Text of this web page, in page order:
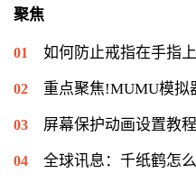
聚焦
如何防止戒指在手指上转圈？正
重点聚焦!MUMU模拟器卡在60%不
屏幕保护动画设置教程详细介绍（
全球讯息：千纸鹤怎